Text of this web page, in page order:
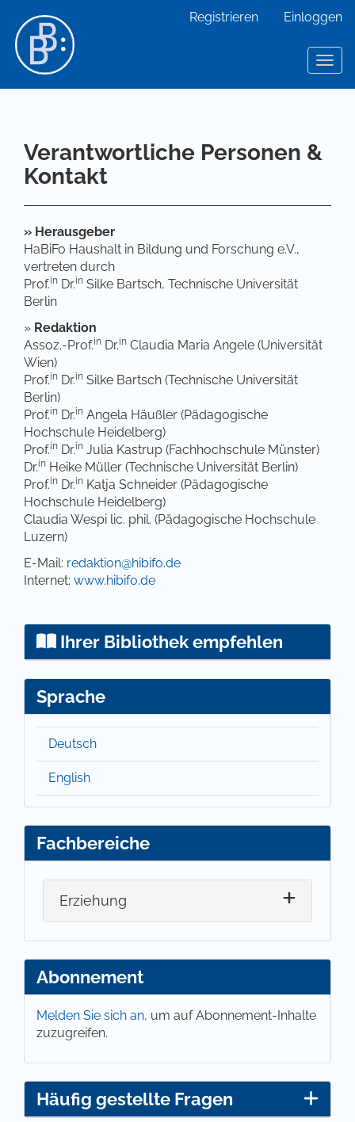
Hauptinhalt
Sidebar
Registrieren Einloggen
Verantwortliche Personen &
Kontakt
» Herausgeber
HaBiFo Haushalt in Bildung und Forschung e.V.,
vertreten durch
Prof.in Dr.in Silke Bartsch, Technische Universität
Berlin
» Redaktion
Assoz.-Prof.in Dr.in Claudia Maria Angele (Universität
Wien)
Prof.in Dr.in Silke Bartsch (Technische Universität
Berlin)
Prof.in Dr.in Angela Häußler (Pädagogische
Hochschule Heidelberg)
Prof.in Dr.in Julia Kastrup (Fachhochschule Münster)
Dr.in Heike Müller (Technische Universität Berlin)
Prof.in Dr.in Katja Schneider (Pädagogische
Hochschule Heidelberg)
Claudia Wespi lic. phil. (Pädagogische Hochschule
Luzern)
E-Mail: redaktion@hibifo.de
Internet: www.hibifo.de
Ihrer Bibliothek empfehlen
Sprache
Deutsch
English
Fachbereiche
Erziehung
Abonnement
Melden Sie sich an, um auf Abonnement-Inhalte
zuzugreifen.
Häufig gestellte Fragen